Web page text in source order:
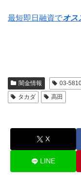
最短即日融資でオス
闇金情報 03-
タカダ
高田
X
LINE